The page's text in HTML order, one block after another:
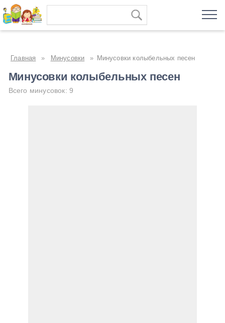
Главная » Минусовки » Минусовки колыбельных песен
Минусовки колыбельных песен
Всего минусовок: 9